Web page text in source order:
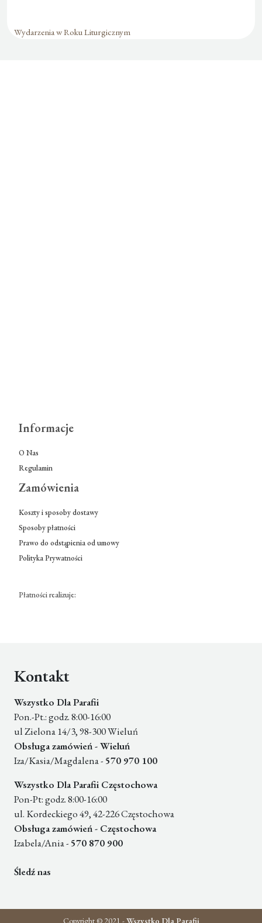
Wydarzenia w Roku Liturgicznym
Informacje
O Nas
Regulamin
Zamówienia
Koszty i sposoby dostawy
Sposoby płatności
Prawo do odstąpienia od umowy
Polityka Prywatności
Płatności realizuje:
Kontakt
Wszystko Dla Parafii
Pon.-Pt.: godz. 8:00-16:00
ul Zielona 14/3, 98-300 Wieluń
Obsługa zamówień - Wieluń
Iza/Kasia/Magdalena - 570 970 100
Wszystko Dla Parafii Częstochowa
Pon-Pt: godz. 8:00-16:00
ul. Kordeckiego 49, 42-226 Częstochowa
Obsługa zamówień - Częstochowa
Izabela/Ania - 570 870 900
Śledź nas
Copyright © 2021 -Wszystko Dla Parafii